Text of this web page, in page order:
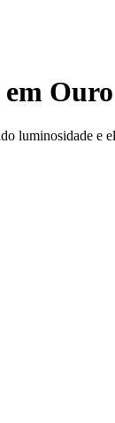
luminosidade